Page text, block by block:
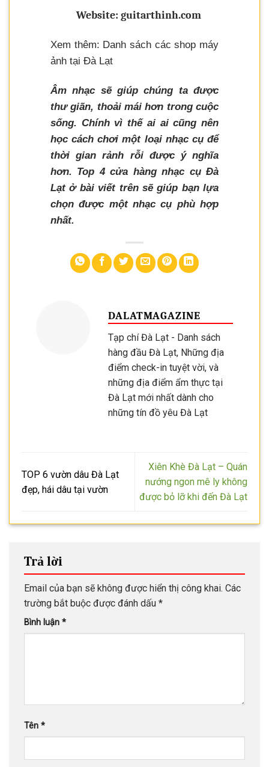
Website: guitarthinh.com
Xem thêm: Danh sách các shop máy
ảnh tại Đà Lạt
Âm nhạc sẽ giúp chúng ta được
thư giãn, thoải mái hơn trong cuộc
sống. Chính vì thế ai ai cũng nên
học cách chơi một loại nhạc cụ để
thời gian rảnh rỗi được ý nghĩa
hơn. Top 4 cửa hàng nhạc cụ Đà
Lạt ở bài viết trên sẽ giúp bạn lựa
chọn được một nhạc cụ phù hợp
nhất.
DALATMAGAZINE
Tạp chí Đà Lạt - Danh sách
hàng đầu Đà Lạt, Những địa
điểm check-in tuyệt vời, và
những địa điểm ẩm thực tại
Đà Lạt mới nhất dành cho
những tín đồ yêu Đà Lạt
TOP 6 vườn dâu Đà Lạt
đẹp, hái dâu tại vườn
Xiên Khè Đà Lạt – Quán
nướng ngon mê ly không
được bỏ lỡ khi đến Đà Lạt
Trả lời
Email của bạn sẽ không được hiển thị công khai. Các
trường bắt buộc được đánh dấu *
Bình luận *
Tên *